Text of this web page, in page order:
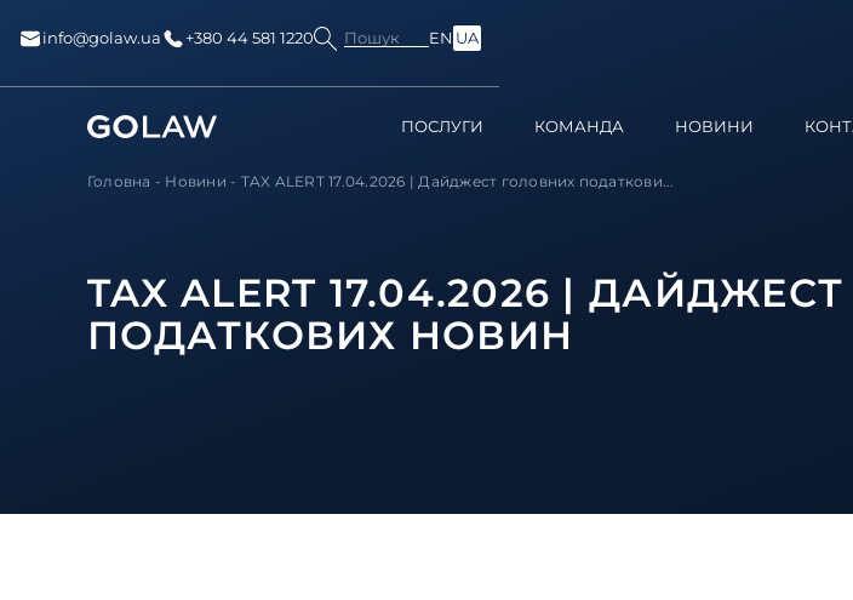
info@golaw.ua +380 44 581 1220 Пошук EN UA
ПОСЛУГИ КОМАНДА НОВИНИ
Головна - Новини - TAX ALERT 17.04.2026 | Дайджест головних податкови...
TAX ALERT 17.04.2026 |
ПОДАТКОВИХ НОВИН